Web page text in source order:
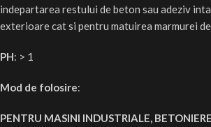
indepartarea restului de beton sau adeziv
exterioare cat si pentru matuirea marmurei
PH: > 1
Mod de folosire:
PENTRU MASINI INDUSTRIALE,